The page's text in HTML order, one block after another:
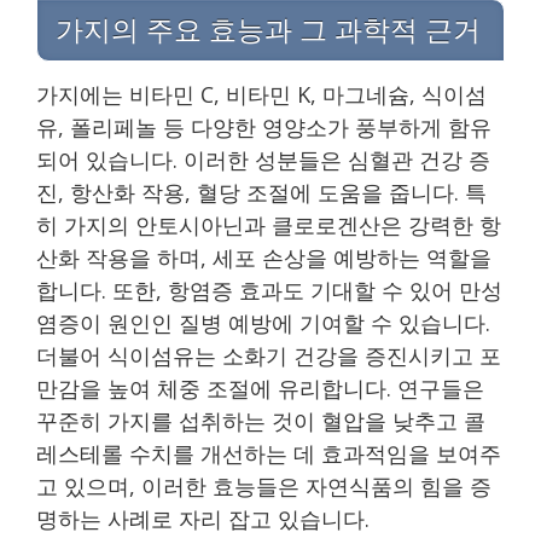
가지의 주요 효능과 그 과학적 근거
가지에는 비타민 C, 비타민 K, 마그네슘, 식이섬
유, 폴리페놀 등 다양한 영양소가 풍부하게 함유
되어 있습니다. 이러한 성분들은 심혈관 건강 증
진, 항산화 작용, 혈당 조절에 도움을 줍니다. 특
히 가지의 안토시아닌과 클로로겐산은 강력한 항
산화 작용을 하며, 세포 손상을 예방하는 역할을
합니다. 또한, 항염증 효과도 기대할 수 있어 만성
염증이 원인인 질병 예방에 기여할 수 있습니다.
더불어 식이섬유는 소화기 건강을 증진시키고 포
만감을 높여 체중 조절에 유리합니다. 연구들은
꾸준히 가지를 섭취하는 것이 혈압을 낮추고 콜
레스테롤 수치를 개선하는 데 효과적임을 보여주
고 있으며, 이러한 효능들은 자연식품의 힘을 증
명하는 사례로 자리 잡고 있습니다.